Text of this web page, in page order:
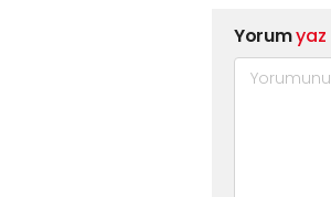
Yorumyaz